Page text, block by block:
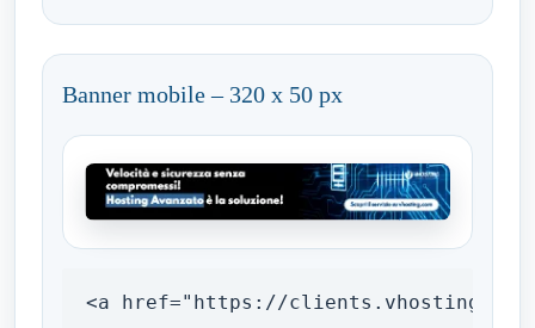
Banner mobile – 320 x 50 px
<a href="https://clients.vhosting.com/